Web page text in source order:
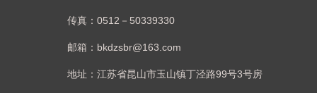
传真：0512－50339330
邮箱：bkdzsbr@163.com
地址：江苏省昆山市玉山镇丁泾路99号3号房